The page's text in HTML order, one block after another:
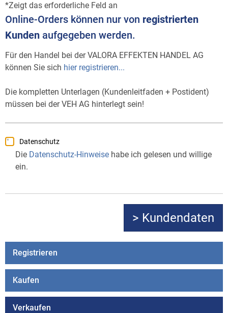
Zeigt das erforderliche Feld an
Online-Orders können nur von registrierten
Kunden aufgegeben werden.
Für den Handel bei der VALORA EFFEKTEN HANDEL AG
können Sie sich hier registrieren...
Die kompletten Unterlagen (Kundenleitfaden + Postident)
müssen bei der VEH AG hinterlegt sein!
Datenschutz
Die Datenschutz-Hinweise habe ich gelesen und willige
ein.
Registrieren
Kaufen
Verkaufen